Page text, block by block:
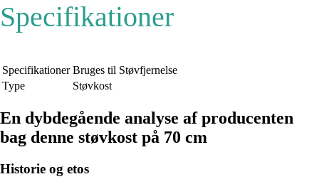
Specifikationer
Specifikationer Bruges til Støvfjernelse
Type
Støvkost
En dybdegående analyse af producenten
bag denne støvkost på 70 cm
Historie og etos